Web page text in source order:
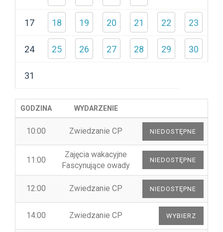
17 18 19 20 21 22 23
24 25 26 27 28 29 30
31
GODZINA WYDARZENIE
10:00 Zwiedzanie CP
11:00
Zajęcia wakacyjne
Fascynujące owady
12:00 Zwiedzanie CP
14:00 Zwiedzanie CP